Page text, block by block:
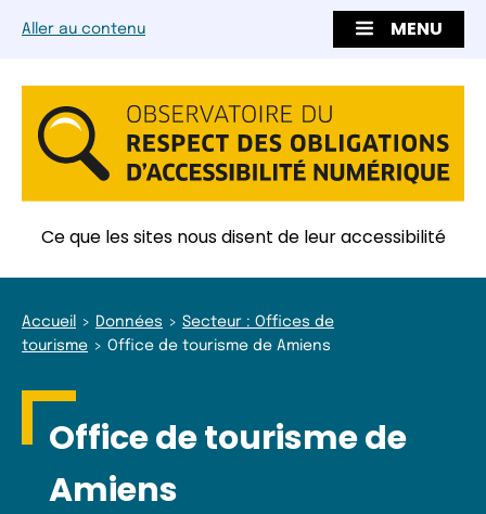
Aller au contenu MENU
Ce que les sites nous disent de leur accessibilité
Accueil Données
Secteur : Offices de
tourisme
Office de tourisme de Amiens
Office de tourisme de
Amiens